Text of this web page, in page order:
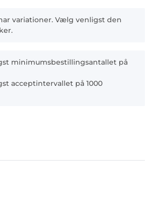
variationer. Vælg venligst den
minimumsbestillingsantallet på
acceptintervallet på 1000